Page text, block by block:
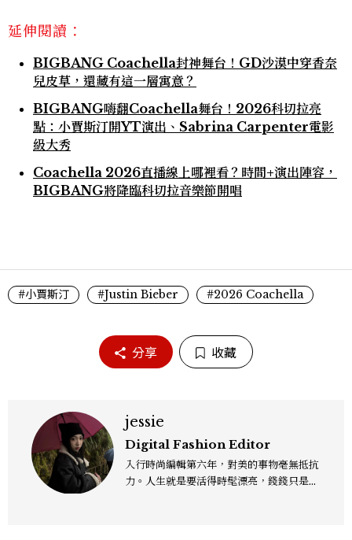
延伸閱讀：
BIGBANG Coachella封神舞台！GD沙漠中穿香奈
兒皮草，還藏有這一層寓意？
BIGBANG嗨翻Coachella舞台！2026科切拉亮
點：小賈斯汀開YT演出、Sabrina Carpenter電影
級大秀
Coachella 2026直播線上哪裡看？時間+演出陣容，
BIGBANG將降臨科切拉音樂節開唱
#小賈斯汀 #Justin Bieber #2026 Coachella
分享 收藏
jessie
Digital Fashion Editor
入行時尚編輯第六年，對美的事物毫無抵抗
力。人生就是要活得時髦漂亮，錢錢只是變